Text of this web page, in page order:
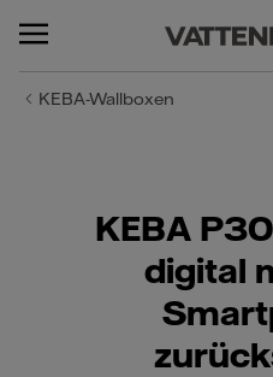
KEBA-Wallboxen
KEBA
digital